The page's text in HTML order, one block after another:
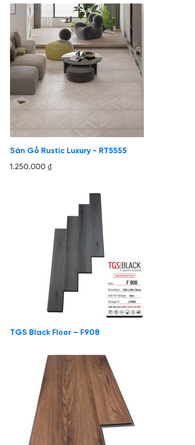
Sàn Gỗ Rustic Luxury - RT5555
1.250.000 ₫
TGS Black Floor – F908